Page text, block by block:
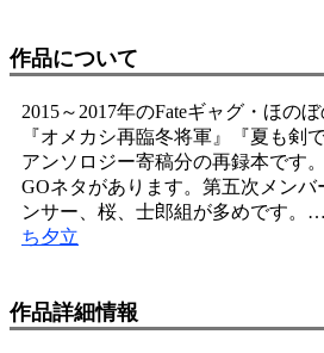
作品について
2015～2017年のFateギャグ・ほの
『オメカシ再臨冬将軍』『夏も剣
アンソロジー寄稿分の再録本です
GOネタがあります。第五次メンバ
ンサー、桜、士郎組が多めです
ち夕立
作品詳細情報